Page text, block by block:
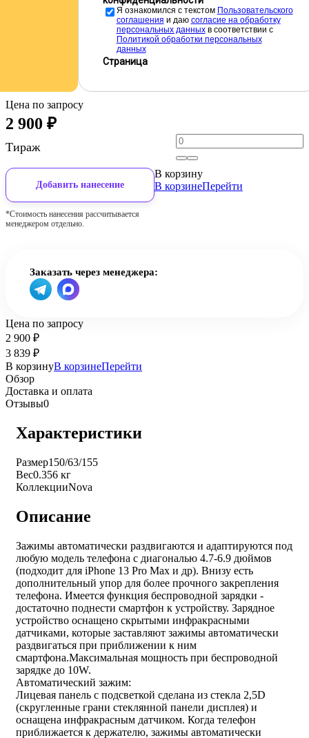
Я ознакомился с текстом Пользовательского
соглашения и даю cогласие на обработку
персональных данныхв соответствии с
Политикой обработки персональных
данных
Страница
Цена по запросу
2 900 ₽
Тираж
Добавить нанесение
*Стоимость нанесения рассчитывается
менеджером отдельно.
В корзину
В корзинеПерейти
Заказать через менеджера:
Цена по запросу
2 900 ₽
3 839 ₽
В корзинуВ корзинеПерейти
Обзор
Доставка и оплата
Отзывы0
Характеристики
Размер150/63/155
Вес0.356 кг
КоллекцииNova
Описание
Зажимы автоматически раздвигаются и адаптируются под
любую модель телефона с диагональю 4.7-6.9 дюймов
(подходит для iPhone 13 Pro Max и др). Внизу есть
дополнительный упор для более прочного закрепления
телефона. Имеется функция беспроводной зарядки -
достаточно поднести смартфон к устройству. Зарядное
устройство оснащено скрытыми инфракрасными
датчиками, которые заставляют зажимы автоматически
раздвигаться при приближении к ним
смартфона.Максимальная мощность при беспроводной
зарядке до 10W.
Автоматический зажим:
Лицевая панель с подсветкой сделана из стекла 2,5D
(скругленные грани стеклянной панели дисплея) и
оснащена инфракрасным датчиком. Когда телефон
приближается к держателю, зажимы автоматически